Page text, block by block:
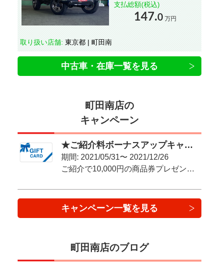
支払総額(税込)
147.0 万円
取り扱い店舗: 東京都 | 町田南
中古車・在庫一覧を見る
町田南店の
キャンペーン
★ご紹介料ボーナスアップキャンペーン★
期間: 2021/05/31〜 2021/12/26
ご紹介で10,000円の商品券プレゼント！
キャンペーン一覧を見る
町田南店のブログ